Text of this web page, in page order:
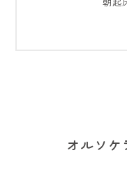
オルソケ